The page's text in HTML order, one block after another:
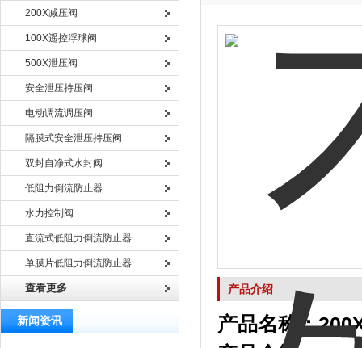
200X减压阀
100X遥控浮球阀
500X泄压阀
安全泄压持压阀
电动调流调压阀
隔膜式安全泄压持压阀
双封自净式水封阀
低阻力倒流防止器
水力控制阀
直流式低阻力倒流防止器
单膜片低阻力倒流防止器
查看更多
新闻资讯
产品介绍
产品名称：